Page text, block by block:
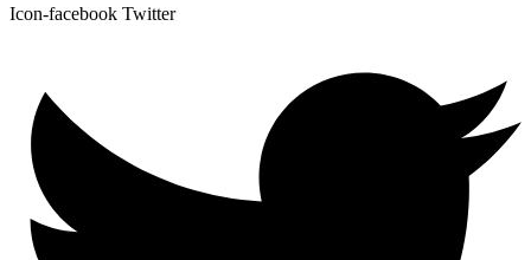
Icon-facebook Twitter